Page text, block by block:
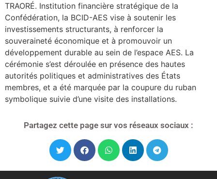
TRAORÉ. Institution financière stratégique de la
Confédération, la BCID-AES vise à soutenir les
investissements structurants, à renforcer la
souveraineté économique et à promouvoir un
développement durable au sein de l’espace AES. La
cérémonie s’est déroulée en présence des hautes
autorités politiques et administratives des États
membres, et a été marquée par la coupure du ruban
symbolique suivie d’une visite des installations.
Partagez cette page sur vos réseaux sociaux :